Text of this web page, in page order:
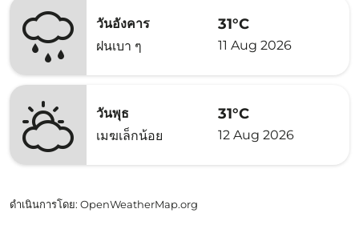
วันอังคาร
ฝนเบา ๆ
31°C
11 Aug 2026
วันพุธ
เมฆเล็กน้อย
31°C
12 Aug 2026
ดำเนินการโดย: OpenWeatherMap.org